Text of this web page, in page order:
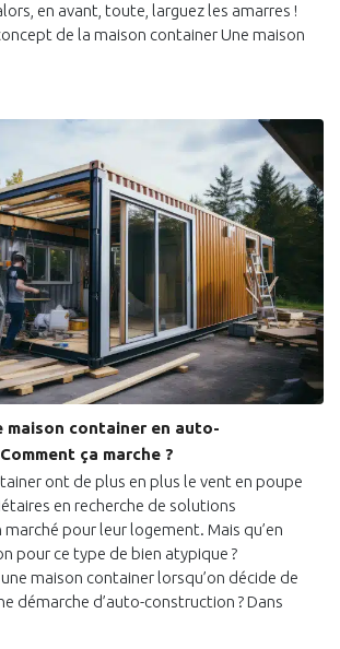
en avant, toute, larguez les amarres !
de la maison container Une maison
maison container en auto-
ça marche ?
ont de plus en plus le vent en poupe
en recherche de solutions
pour leur logement. Mais qu’en
pour ce type de bien atypique ?
maison container lorsqu’on décide de
démarche d’auto-construction ? Dans